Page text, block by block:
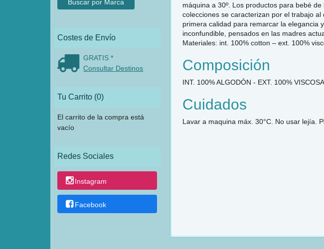
Costes de Envío
GRATIS *
Consultar Destinos
Tu Carrito (0)
El carrito de la compra está
vacío
Redes Sociales
Instagram
Facebook
máquina a 30º. Los productos para bebé
colecciones se caracterizan por el trabajo
primera calidad para remarcar la elegancia
inconfundible, pensados en las madres
Materiales: int. 100% cotton – ext. 100%
Composición
INT. 100% ALGODÓN - EXT. 100% VISCOSA
Cuidados
Lavar a maquina máx. 30°C. No usar lejía.